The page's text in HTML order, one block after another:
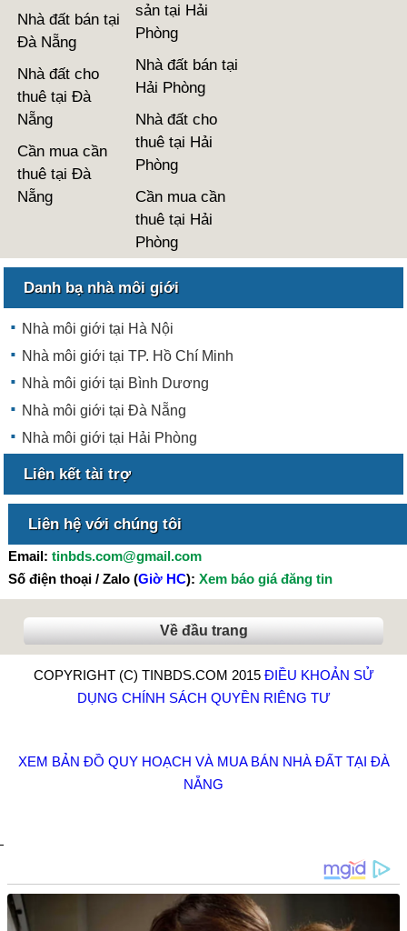
Nhà đất bán tại
Đà Nẵng
Nhà đất cho
thuê tại Đà
Nẵng
Cần mua cần
thuê tại Đà
Nẵng
sản tại Hải
Phòng
Nhà đất bán tại
Hải Phòng
Nhà đất cho
thuê tại Hải
Phòng
Cần mua cần
thuê tại Hải
Phòng
Danh bạ nhà môi giới
Nhà môi giới tại Hà Nội
Nhà môi giới tại TP. Hồ Chí Minh
Nhà môi giới tại Bình Dương
Nhà môi giới tại Đà Nẵng
Nhà môi giới tại Hải Phòng
Liên kết tài trợ
Liên hệ với chúng tôi
Email: tinbds.com@gmail.com
Số điện thoại / Zalo (Giờ HC): Xem báo giá đăng tin
Về đầu trang
COPYRIGHT (C) TINBDS.COM 2015 ĐIỀU KHOẢN SỬ
DỤNG CHÍNH SÁCH QUYỀN RIÊNG TƯ
XEM BẢN ĐỒ QUY HOẠCH VÀ MUA BÁN NHÀ ĐẤT TẠI ĐÀ
NẴNG